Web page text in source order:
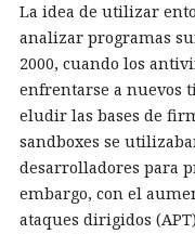
La idea de utilizar
analizar programas
2000, cuando los
enfrentarse a nuevos
eludir las bases de
sandboxes se
desarrolladores para
embargo, con el
ataques dirigidos